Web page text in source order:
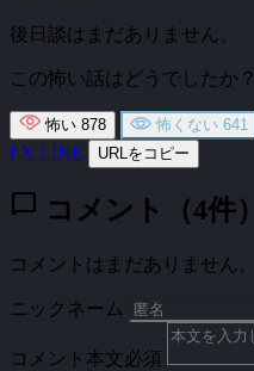
後日談はまだありません。
この怖い話はどうでしたか？
怖い 878 怖くない 641
f X LINE URLをコピー
chat_bubble コメント（4件）
コメントはまだありません。
ニックネーム
コメント本文必須